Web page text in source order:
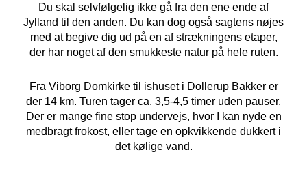
Du skal selvfølgelig ikke gå fra den ene ende af
Jylland til den anden. Du kan dog også sagtens nøjes
med at begive dig ud på en af strækningens etaper,
der har noget af den smukkeste natur på hele ruten.
Fra Viborg Domkirke til ishuset i Dollerup Bakker er
der 14 km. Turen tager ca. 3,5-4,5 timer uden pauser.
Der er mange fine stop undervejs, hvor I kan nyde en
medbragt frokost, eller tage en opkvikkende dukkert i
det kølige vand.